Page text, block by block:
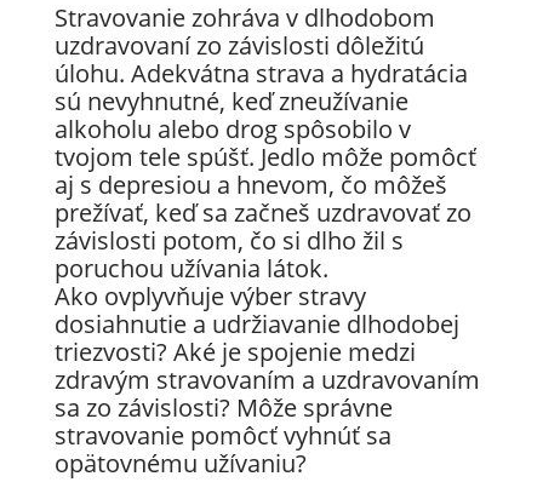
Stravovanie zohráva v dlhodobom
uzdravovaní zo závislosti dôležitú
úlohu. Adekvátna strava a hydratácia
sú nevyhnutné, keď zneužívanie
alkoholu alebo drog spôsobilo v
tvojom tele spúšť. Jedlo môže pomôcť
aj s depresiou a hnevom, čo môžeš
prežívať, keď sa začneš uzdravovať zo
závislosti potom, čo si dlho žil s
poruchou užívania látok.
Ako ovplyvňuje výber stravy
dosiahnutie a udržiavanie dlhodobej
triezvosti? Aké je spojenie medzi
zdravým stravovaním a uzdravovaním
sa zo závislosti? Môže správne
stravovanie pomôcť vyhnúť sa
opätovnému užívaniu?